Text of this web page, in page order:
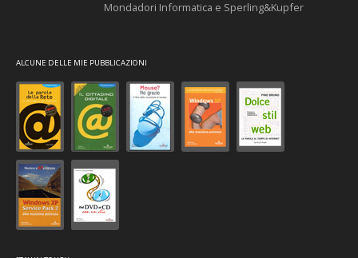
Mondadori Informatica e Sperling&Kupfer
ALCUNE DELLE MIE PUBBLICAZIONI